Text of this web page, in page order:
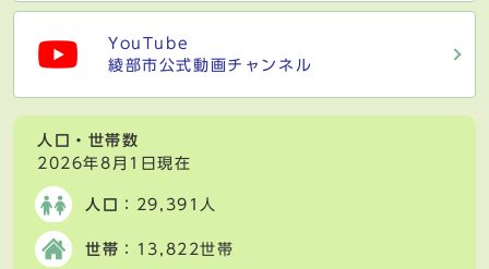
YouTube
綾部市公式動画チャンネル
人口・世帯数
2026年8月1日現在
人口 ：29,391人
世帯 ：13,822世帯